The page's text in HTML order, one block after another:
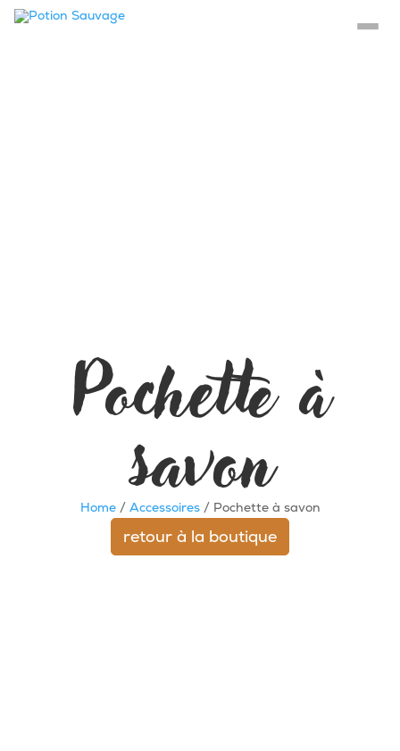
Pochette à
savon
Home/ Accessoires/ Pochette à savon
retour à la boutique